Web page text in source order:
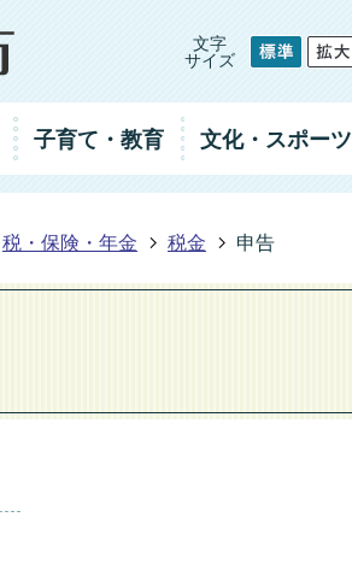
文字
サイズ
子育て・教育 文化・スポーツ
税・保険・年金 税金 申告